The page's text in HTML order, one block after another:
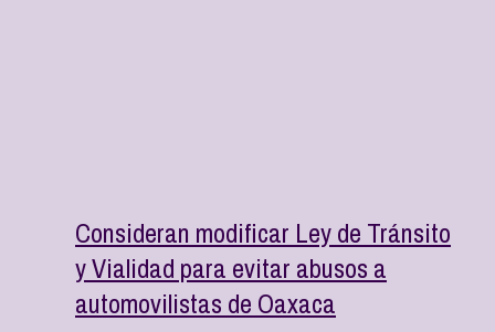
Consideran modificar Ley de Tránsito
y Vialidad para evitar abusos a
automovilistas de Oaxaca